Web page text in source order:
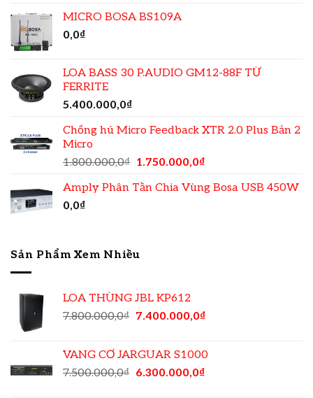
MICRO BOSA BS109A
0,0₫
LOA BASS 30 P.AUDIO GM12-88F TỪ
FERRITE
5.400.000,0₫
Chống hú Micro Feedback XTR 2.0 Plus Bản 2
Micro
1.800.000,0₫ 1.750.000,0₫
Amply Phân Tần Chia Vùng Bosa USB 450W
0,0₫
Sản Phẩm Xem Nhiều
LOA THÙNG JBL KP612
7.800.000,0₫ 7.400.000,0₫
VANG CƠ JARGUAR S1000
7.500.000,0₫ 6.300.000,0₫